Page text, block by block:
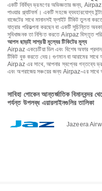
একটি নির্বিঘ্ন ভ্রমণের অভিজ্ঞতার জন্য,
পাওয়ার প্ল্যাটফর্ম। একটি সহজে ব্যবহারযোগ্য
বাজেটের সাথে মানানসই ফ্লাইট টিকিট তুলনা
যাত্রার পরিকল্পনা করছেন বা একটি সুচিন্তিত
সুবিধাজনক তা নিশ্চিত করতে Airpaz বিস্তৃত
আপস ছাড়াই সাশ্রয়ী মূল্যের টিকিটের মূল্য
Airpaz একচেটিয়া ডিল এবং বিশেষ অফার
টিকিট বুক করতে দেয়। গুণমান বা আরামের
Airpaz এর সাথে, আপনার স্বপ্নের গন্তব্যে
এবং অপরাজেয় সঞ্চয়ের জন্য Airpaz-এর
সাবিহা গোকেন আন্তর্জাতিক
পর্যন্ত উপলব্ধ এয়ারলাইনগুলির তালিকা
Jazeera